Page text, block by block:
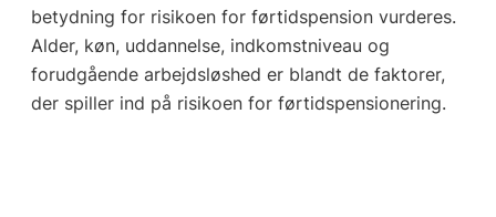
betydning for risikoen for førtidspension vurderes.
Alder, køn, uddannelse, indkomstniveau og
forudgående arbejdsløshed er blandt de faktorer,
der spiller ind på risikoen for førtidspensionering.